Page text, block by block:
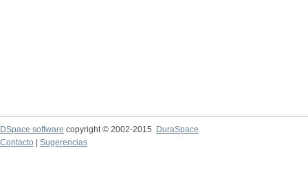
DSpace software copyright © 2002-2015
DuraSpace
Contacto
Sugerencias